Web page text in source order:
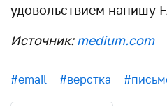
удовольствием напишу
Источник:medium.com
#email #верстка